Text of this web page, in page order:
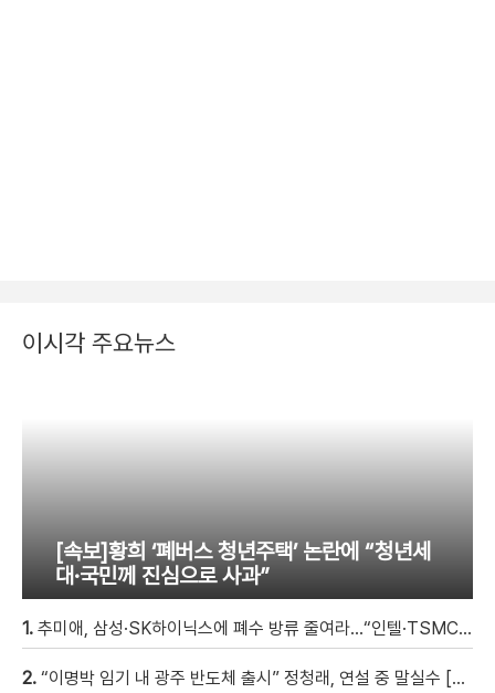
이시각 주요뉴스
[속보]황희 ‘폐버스 청년주택’ 논란에 “청년세
대·국민께 진심으로 사과”
1. 추미애, 삼성·SK하이닉스에 폐수 방류 줄여라…“인텔·TSMC와 정반대”
2. “이명박 임기 내 광주 반도체 출시” 정청래, 연설 중 말실수 [현장영상]